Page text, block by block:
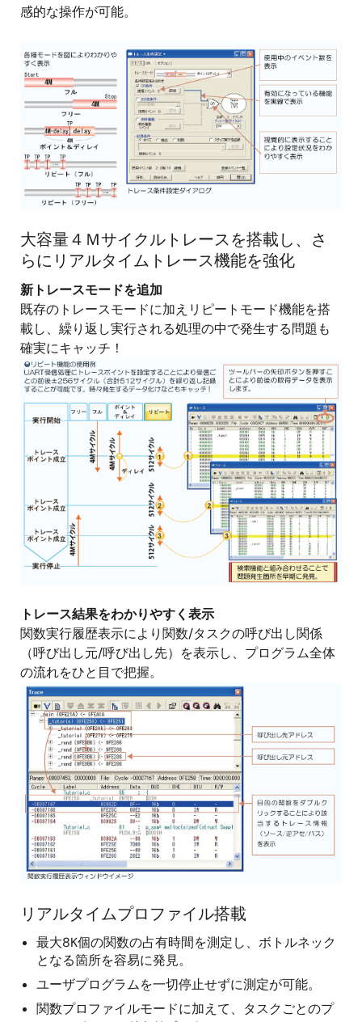
感的な操作が可能。
画
像
大容量４Ｍサイクルトレースを搭載し、さ
らにリアルタイムトレース機能を強化
新トレースモードを追加
既存のトレースモードに加えリピートモード機能を搭
載し、繰り返し実行される処理の中で発生する問題も
確実にキャッチ！
画
像
トレース結果をわかりやすく表示
関数実行履歴表示により関数/タスクの呼び出し関係
（呼び出し元/呼び出し先）を表示し、プログラム全体
の流れをひと目で把握。
画
像
リアルタイムプロファイル搭載
最大8K個の関数の占有時間を測定し、ボトルネック
となる箇所を容易に発見。
ユーザプログラムを一切停止せずに測定が可能。
関数プロファイルモードに加えて、タスクごとのプ